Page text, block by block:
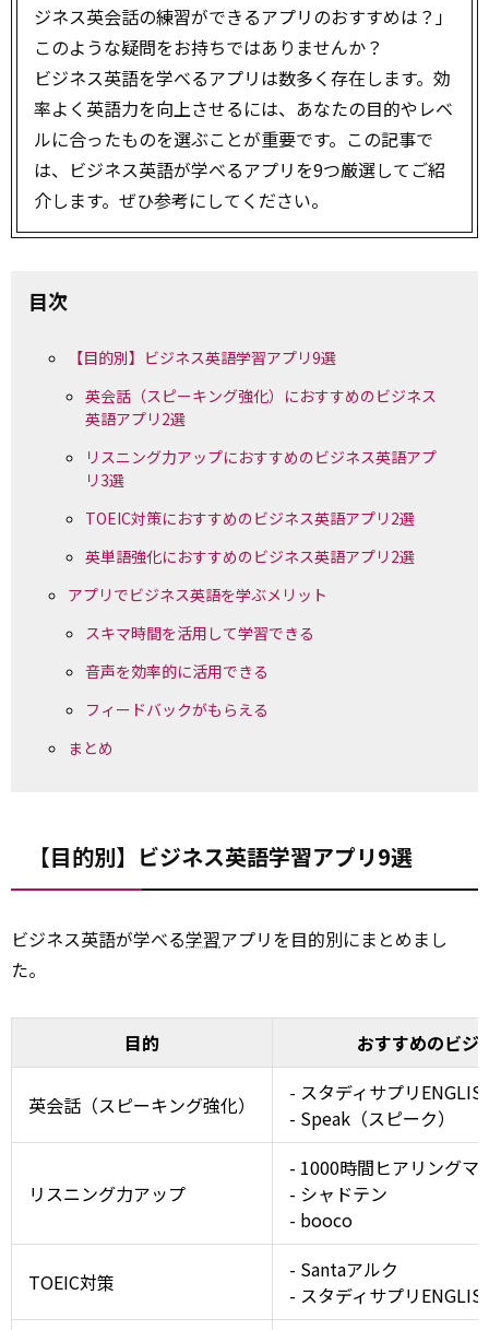
ジネス英会話の練習ができるアプリのおすすめは？」
このような疑問をお持ちではありませんか？
ビジネス英語を学べるアプリは数多く存在します。効
率よく英語力を向上させるには、あなたの目的やレベ
ルに合ったものを選ぶことが重要です。この記事で
は、ビジネス英語が学べるアプリを9つ厳選してご紹
介します。ぜひ参考にしてください。
目次
【目的別】ビジネス英語学習アプリ9選
英会話（スピーキング強化）におすすめのビジネス
英語アプリ2選
リスニング力アップにおすすめのビジネス英語アプ
リ3選
TOEIC対策におすすめのビジネス英語アプリ2選
英単語強化におすすめのビジネス英語アプリ2選
アプリでビジネス英語を学ぶメリット
スキマ時間を活用して学習できる
音声を効率的に活用できる
フィードバックがもらえる
まとめ
【目的別】ビジネス英語学習アプリ9選
ビジネス英語が学べる学習アプリを目的別にまとめまし
た。
目的 おすすめのビジ
英会話（スピーキング強化）
- スタディサプリ
- Speak（スピーク）
リスニング力アップ
- 1000時間ヒアリングマ
- シャドテン
- booco
TOEIC対策
- Santaアルク
- スタディサプリ